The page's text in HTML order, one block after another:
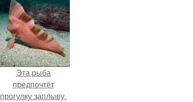
Эта рыба
предпочтёт
прогулку заплыву.